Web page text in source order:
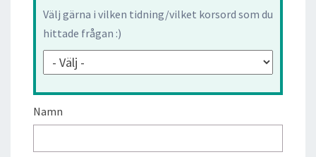
Välj gärna i vilken tidning/vilket korsord som du
hittade frågan :)
Namn